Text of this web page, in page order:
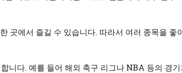
곳에서 즐길 수 있습니다. 따라서 여러 종목을 좋
니다. 예를 들어 해외 축구 리그나 NBA 등의 경